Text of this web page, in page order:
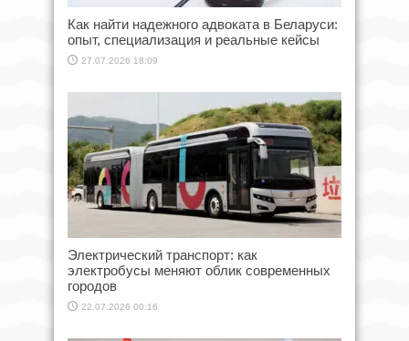
Как найти надежного адвоката в Беларуси:
опыт, специализация и реальные кейсы
27.07.2026 18:09
Электрический транспорт: как
электробусы меняют облик современных
городов
22.07.2026 00:16